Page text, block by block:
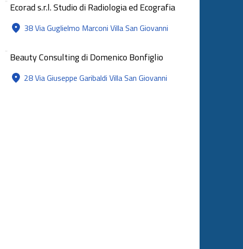
Ecorad s.r.l. Studio di Radiologia ed Ecografia
38 Via Guglielmo Marconi Villa San Giovanni
Beauty Consulting di Domenico Bonfiglio
28 Via Giuseppe Garibaldi Villa San Giovanni